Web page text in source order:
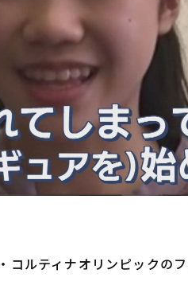
ルティナオリンピックの